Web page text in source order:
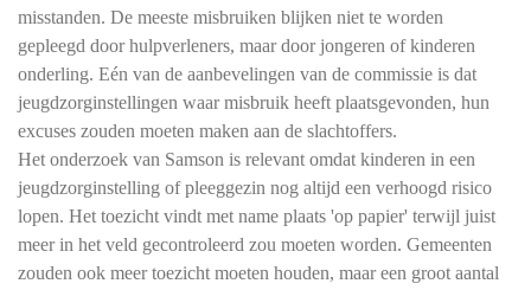
misstanden. De meeste misbruiken blijken niet te worden
gepleegd door hulpverleners, maar door jongeren of kinderen
onderling. Eén van de aanbevelingen van de commissie is dat
jeugdzorginstellingen waar misbruik heeft plaatsgevonden, hun
excuses zouden moeten maken aan de slachtoffers.
Het onderzoek van Samson is relevant omdat kinderen in een
jeugdzorginstelling of pleeggezin nog altijd een verhoogd risico
lopen. Het toezicht vindt met name plaats 'op papier' terwijl juist
meer in het veld gecontroleerd zou moeten worden. Gemeenten
zouden ook meer toezicht moeten houden, maar een groot aantal